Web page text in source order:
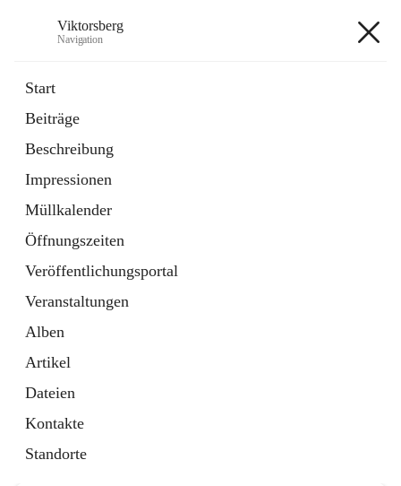
Viktorsberg
Navigation
Start
Beiträge
Beschreibung
Impressionen
Müllkalender
Öffnungszeiten
Veröffentlichungsportal
Veranstaltungen
Alben
Artikel
Dateien
Kontakte
Standorte
1 Schnellzugriff
Bürgerservice
10 Schnellzugriffe